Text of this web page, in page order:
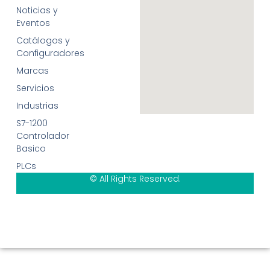
Noticias y
Eventos
Catálogos y
Configuradores
Marcas
Servicios
Industrias
S7-1200
Controlador
Basico
PLCs
© All Rights Reserved.